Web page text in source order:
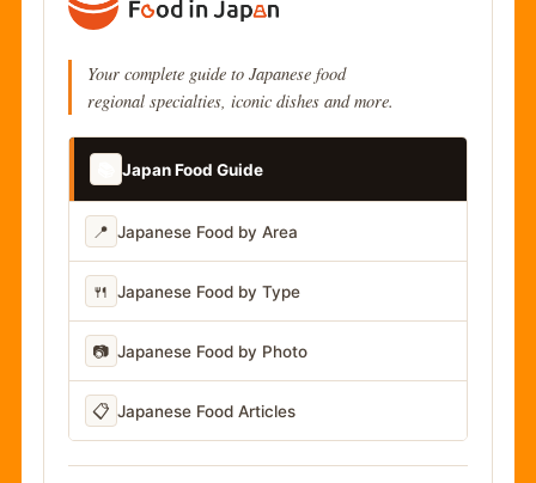
Your complete guide to Japanese food
regional specialties, iconic dishes and more.
Japan Food Guide
📍 Japanese Food by Area
🍴 Japanese Food by Type
📷 Japanese Food by Photo
📋 Japanese Food Articles